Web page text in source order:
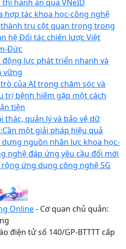
thi hành án qua VNeID
hợp tác khoa học-công nghệ
trụ cột quan trọng trong
hệ Đối tác chiến lược Việt
Đức
động lực phát triển nhanh và
vững
của AI trong chăm sóc và
trị bệnh hiếm gặp một cách
tiện
thác, quản lý và bảo vệ dữ
một giải pháp hiệu quả
dựng nguồn nhân lực khoa học-
nghệ đáp ứng yêu cầu đổi mới
ứng dụng công nghệ 5G
Online- Cơ quan chủ quản:
điện tử số 140/GP-BTTTT cấp